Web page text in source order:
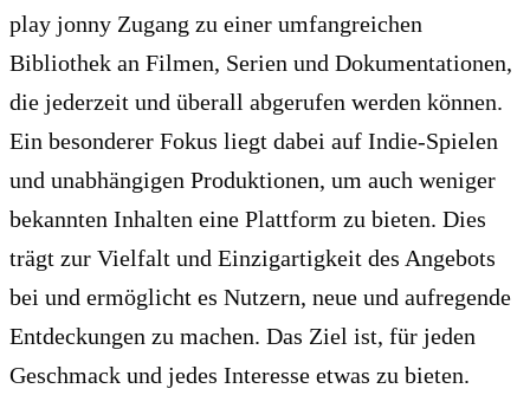
play jonny Zugang zu einer umfangreichen
Bibliothek an Filmen, Serien und Dokumentationen,
die jederzeit und überall abgerufen werden können.
Ein besonderer Fokus liegt dabei auf Indie-Spielen
und unabhängigen Produktionen, um auch weniger
bekannten Inhalten eine Plattform zu bieten. Dies
trägt zur Vielfalt und Einzigartigkeit des Angebots
bei und ermöglicht es Nutzern, neue und aufregende
Entdeckungen zu machen. Das Ziel ist, für jeden
Geschmack und jedes Interesse etwas zu bieten.